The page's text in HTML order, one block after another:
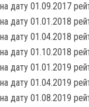
на дату 01.09.2017
на дату 01.01.2018
на дату 01.04.2018
на дату 01.10.2018
на дату 01.01.2019
на дату 01.04.2019
на дату 01.08.2019